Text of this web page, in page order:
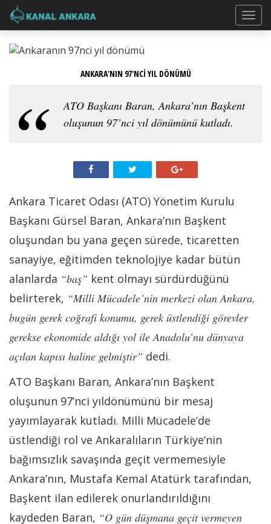
ANKARA'NIN 97'NCİ YIL DÖNÜMÜ
ATO Başkanı Baran, Ankara’nın Başkent
oluşunun 97’nci yıl dönümünü kutladı.
Ankara Ticaret Odası (ATO) Yönetim Kurulu
Başkanı Gürsel Baran, Ankara’nın Başkent
oluşundan bu yana geçen sürede, ticaretten
sanayiye, eğitimden teknolojiye kadar bütün
alanlarda “baş” kent olmayı sürdürdüğünü
belirterek, “Milli Mücadele’nin merkezi olan Ankara,
bugün gerek coğrafi konumu, gerek üstlendiği görevler
gerekse ekonomide aldığı yol ile Anadolu’nu dünyaya
açılan kapısı haline gelmiştir” dedi.
ATO Başkanı Baran, Ankara’nın Başkent
oluşunun 97’nci yıldönümünü bir mesaj
yayımlayarak kutladı. Milli Mücadele’de
üstlendiği rol ve Ankaralıların Türkiye’nin
bağımsızlık savaşında geçit vermemesiyle
Ankara’nın, Mustafa Kemal Atatürk tarafından,
Başkent ilan edilerek onurlandırıldığını
kaydeden Baran, “O gün düşmana geçit vermeyen